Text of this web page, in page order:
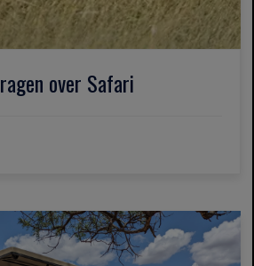
over Safari